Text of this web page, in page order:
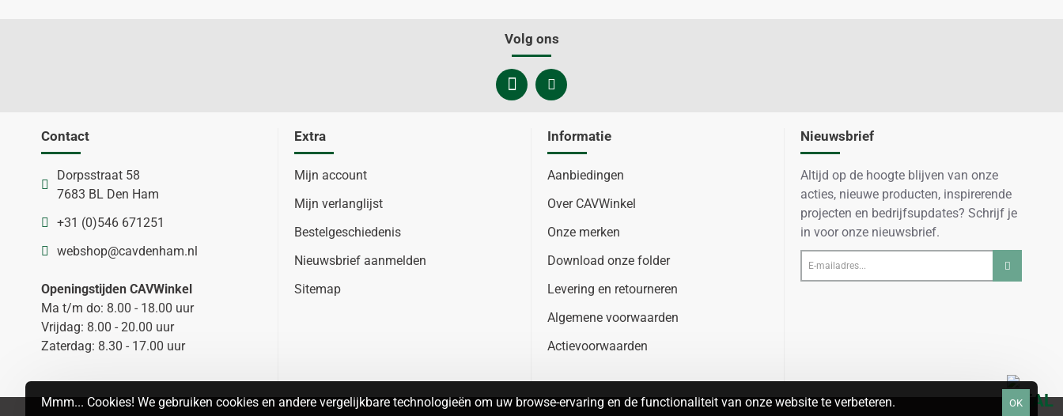
Mmm... Cookies! We gebruiken cookies en andere vergelijkbare technologieën om uw browse-ervaring en de functionaliteit van onze website te verbeteren. OK
Volg ons
Contact
Dorpsstraat 58
7683 BL Den Ham
+31 (0)546 671251
webshop@cavdenham.nl
Openingstijden CAVWinkel
Ma t/m do: 8.00 - 18.00 uur
Vrijdag: 8.00 - 20.00 uur
Zaterdag: 8.30 - 17.00 uur
Extra
Mijn account
Mijn verlanglijst
Bestelgeschiedenis
Nieuwsbrief aanmelden
Sitemap
Informatie
Aanbiedingen
Over CAVWinkel
Onze merken
Download onze folder
Levering en retourneren
Algemene voorwaarden
Actievoorwaarden
Nieuwsbrief
Altijd op de hoogte blijven van onze
acties, nieuwe producten, inspirerende
projecten en bedrijfsupdates? Schrijf je
in voor onze nieuwsbrief.
E-
mailadres...